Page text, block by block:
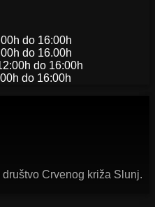
do 16:00h
do 16.00h
do 16:00h
do 16:00h
Crvenog križa Slunj.